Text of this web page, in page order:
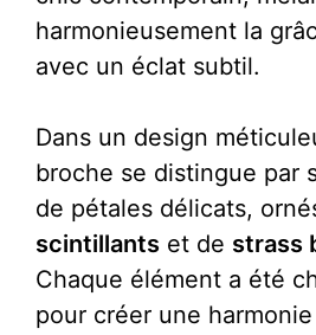
harmonieusement la
avec un éclat subtil.
Dans un design
broche se distingue par
de pétales délicats,
scintillants et de strass
Chaque élément a été
pour créer une